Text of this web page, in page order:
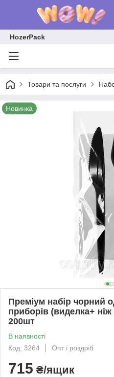
HozerPack
Товари та послуги
Новинка
Преміум набір чорний
приборів (виделка+
200шт
В наявності
Код: 3264
Опт і роздріб
715 ₴/ящик